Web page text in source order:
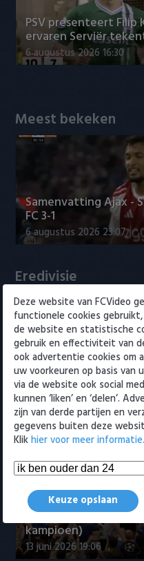
PSV
Roda JC
Sparta
Willem II
PSV presenteert Filip
ervaren Serviër
6 augustus 2026 16:30
Meest bekeken
Samenvatting Ajax -
FC 3-1
6 augustus 2026 23:07
Eredivisie
Voorbeschouwing
Excelsior met Plat en
6 augustus 2026 18:49
Samenvattingen
Tigers Roermond -
Amsterdam 3-0
kampioen)
13 juni 2026 19:06
Deze website van FCVideo
functionele cookies
de website en statistische
gebruik en effectiviteit van
ook advertentie cookies om
uw voorkeuren op basis van
via de website ook social
kunnen ‘liken’ en ‘delen’.
zijn van derde partijen en
gegevens buiten deze
Klikhier voor meer informatie.
Keuze opslaan